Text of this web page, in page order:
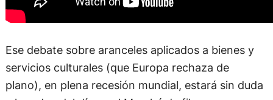
servicios culturales (que Europa rechaza de
plano), en plena recesión mundial, estará sin duda
a la orden del día en el Marché du film, que se